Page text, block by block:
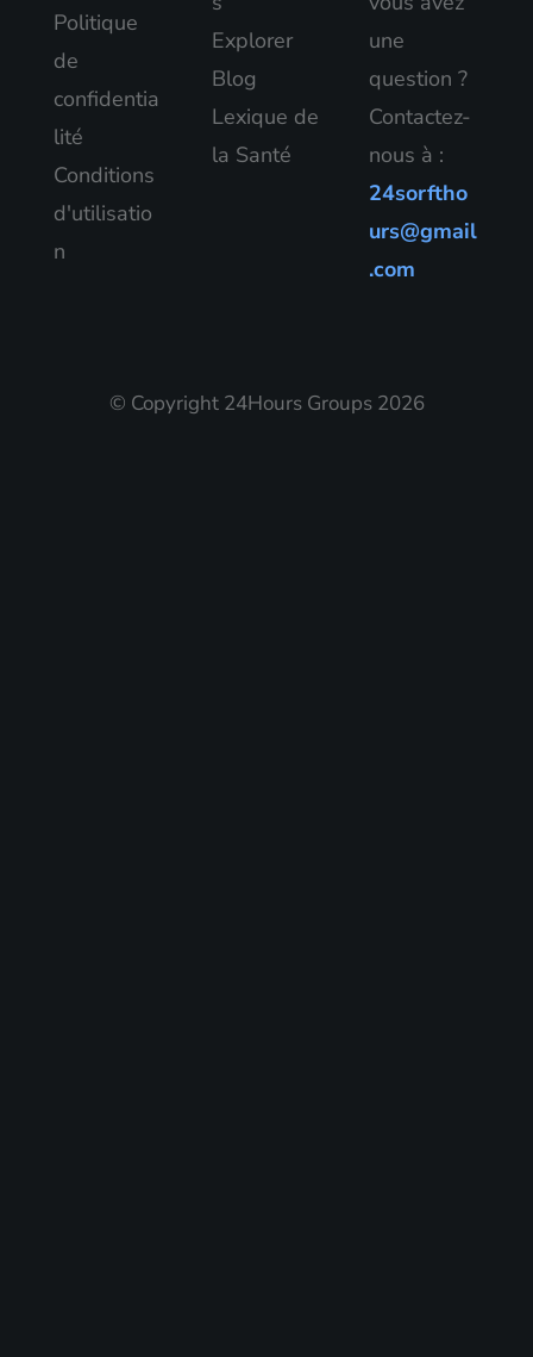
Politique
de
confidentia
lité
Conditions
d'utilisatio
n
Explorer
Blog
Lexique de
la Santé
une
question ?
Contactez-
nous à :
24sorftho
urs@gmail
.com
© Copyright 24Hours Groups 2026